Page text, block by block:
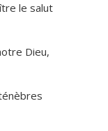
ître le salut
Dieu,